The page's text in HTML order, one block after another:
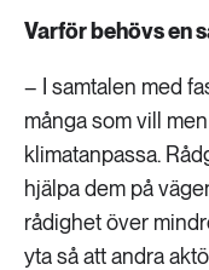
Varför behövs en
– I samtalen med
många som vill
klimatanpassa.
hjälpa dem på
rådighet över
yta så att andra